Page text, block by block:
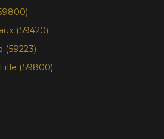
(59420)
(59800)